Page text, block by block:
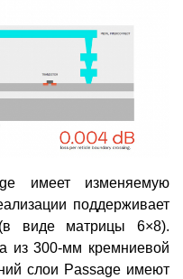
имеет изменяемую
поддерживает
виде матрицы 6×8).
из 300-мм кремниевой
слои Passage имеют